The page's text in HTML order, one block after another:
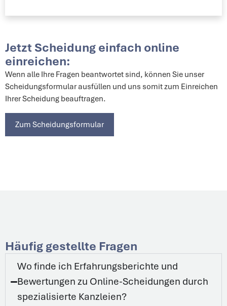
Jetzt Scheidung einfach online
einreichen:
Wenn alle Ihre Fragen beantwortet sind, können Sie unser
Scheidungsformular ausfüllen und uns somit zum Einreichen
Ihrer Scheidung beauftragen.
Zum Scheidungsformular
Häufig gestellte Fragen
Wo finde ich Erfahrungsberichte und
Bewertungen zu Online-Scheidungen durch
spezialisierte Kanzleien?